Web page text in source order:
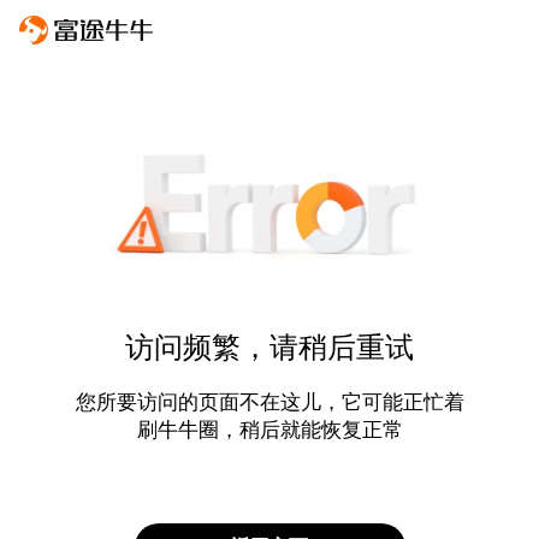
访问频繁，请稍后重试
您所要访问的页面不在这儿，它可能正忙着
刷牛牛圈，稍后就能恢复正常